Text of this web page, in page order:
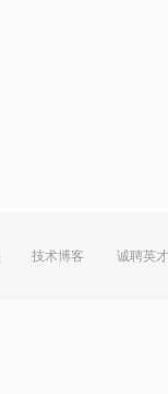
技术博客 诚聘英才